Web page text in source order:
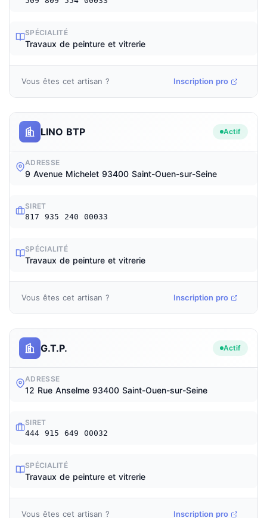
SPÉCIALITÉ
Travaux de peinture et vitrerie
Vous êtes cet artisan ? Inscription pro
LINO BTP Actif
ADRESSE
9 Avenue Michelet 93400 Saint-Ouen-sur-Seine
SIRET
817 935 240 00033
SPÉCIALITÉ
Travaux de peinture et vitrerie
Vous êtes cet artisan ? Inscription pro
G.T.P. Actif
ADRESSE
12 Rue Anselme 93400 Saint-Ouen-sur-Seine
SIRET
444 915 649 00032
SPÉCIALITÉ
Travaux de peinture et vitrerie
Vous êtes cet artisan ? Inscription pro